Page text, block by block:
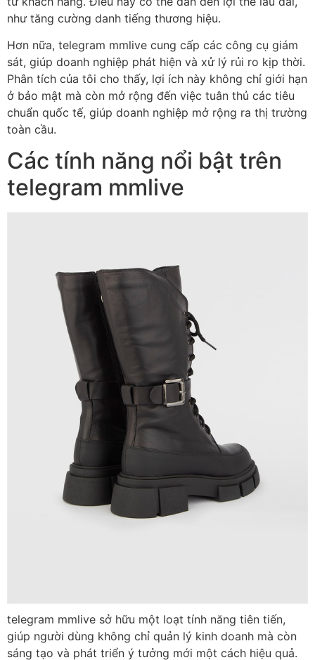
như tăng cường danh tiếng thương hiệu.
Hơn nữa, telegram mmlive cung cấp các công cụ giám
sát, giúp doanh nghiệp phát hiện và xử lý rủi ro kịp thời.
Phân tích của tôi cho thấy, lợi ích này không chỉ giới hạn
ở bảo mật mà còn mở rộng đến việc tuân thủ các tiêu
chuẩn quốc tế, giúp doanh nghiệp mở rộng ra thị trường
toàn cầu.
Các tính năng nổi bật trên
telegram mmlive
telegram mmlive sở hữu một loạt tính năng tiên tiến,
giúp người dùng không chỉ quản lý kinh doanh mà còn
sáng tạo và phát triển ý tưởng mới một cách hiệu quả.